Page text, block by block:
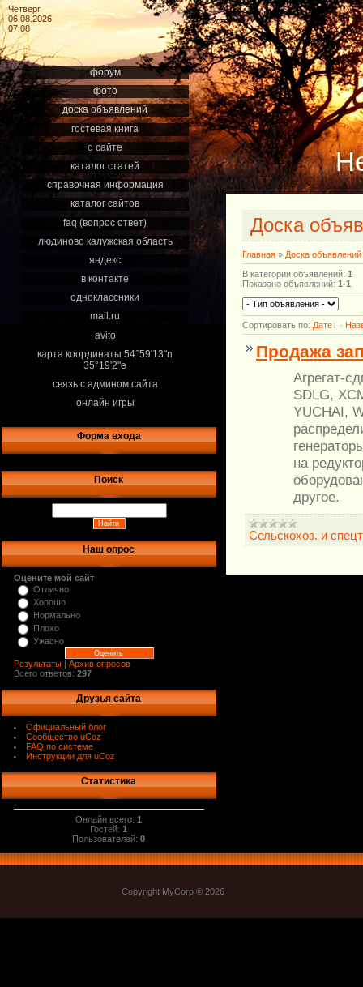
Четверг
06.08.2026
07:08
форум
фото
доска объявлений
гостевая книга
о сайте
каталог статей
справочная информация
каталог сайтов
faq (вопрос ответ)
людиново калужская область
яндекс
в контакте
одноклассники
mail.ru
avito
карта координаты 54°59'13"n
35°19'2"e
связь с админом сайта
онлайн игры
Форма входа
Поиск
Наш опрос
Оцените мой сайт
Отлично
Хорошо
Нормально
Плохо
Ужасно
Результаты | Архив опросов
Всего ответов: 297
Друзья сайта
Официальный блог
Сообщество uCoz
FAQ по системе
Инструкции для uCoz
Статистика
Онлайн всего:1
Гостей:1
Пользователей:0
Доска
Главная » Доска объявлений
В категории объявлений: 1
Показано объявлений: 1-1
Сортировать по: Дате ·
Продажа
Агрегат-
SDLG,
YUCHAI,
на
другое.
Сельскохоз. и
Copyright MyCorp © 2026